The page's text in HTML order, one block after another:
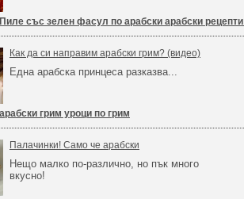
Пиле със зелен фасул по арабски арабски
Как да си направим арабски грим? (видео)
Една арабска принцеса разказва...
арабски грим уроци по грим
Палачинки! Само че арабски
Нещо малко по-различно, но пък много
вкусно!